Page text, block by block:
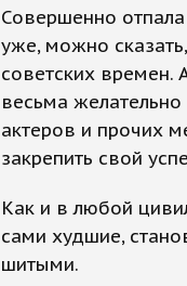
Совершенно
уже, можно
советских времен.
весьма
актеров и прочих
закрепить свой
Как и в любой
сами худшие,
шитыми.